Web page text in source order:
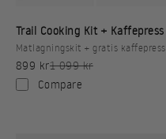
Trail Cooking Kit + Kaffepress
Matlagningskit + gratis kaffepress
REA-pris
899 krPris
1 099 kr
Compare